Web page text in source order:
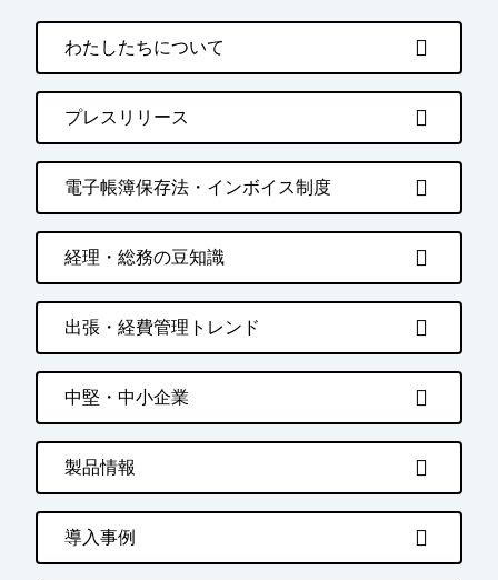
わたしたちについて
プレスリリース
電子帳簿保存法・インボイス制度
経理・総務の豆知識
出張・経費管理トレンド
中堅・中小企業
製品情報
導入事例